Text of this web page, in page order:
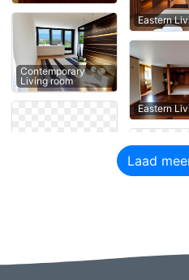
Contemporary
Living room
Eastern
Eastern
Laad